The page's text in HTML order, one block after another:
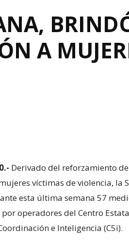
A
Derivado del reforzamiento
víctimas de violencia, la
esta última semana 57
operadores del Centro
e Inteligencia (C5i).